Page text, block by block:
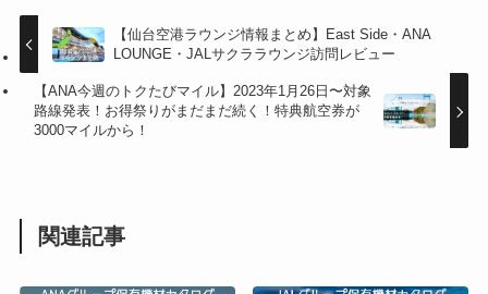
【仙台空港ラウンジ情報まとめ】East Side・ANA
LOUNGE・JALサクララウンジ訪問レビュー
【ANA今週のトクたびマイル】2023年1月26日〜対象
路線発表！お得祭りがまだまだ続く！特典航空券が
3000マイルから！
関連記事